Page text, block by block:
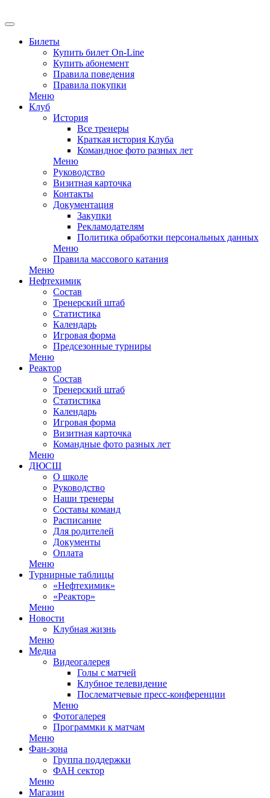
Билеты
Купить билет On-Line
Купить абонемент
Правила поведения
Правила покупки
Меню
Клуб
История
Все тренеры
Краткая история Клуба
Командное фото разных лет
Меню
Руководство
Визитная карточка
Контакты
Документация
Закупки
Рекламодателям
Политика обработки персональных данных
Меню
Правила массового катания
Меню
Нефтехимик
Состав
Тренерский штаб
Статистика
Календарь
Игровая форма
Предсезонные турниры
Меню
Реактор
Состав
Тренерский штаб
Статистика
Календарь
Игровая форма
Визитная карточка
Командные фото разных лет
Меню
ДЮСШ
О школе
Руководство
Наши тренеры
Составы команд
Расписание
Для родителей
Документы
Оплата
Меню
Турнирные таблицы
«Нефтехимик»
«Реактор»
Меню
Новости
Клубная жизнь
Меню
Медиа
Видеогалерея
Голы с матчей
Клубное телевидение
Послематчевые пресс-конференции
Меню
Фотогалерея
Программки к матчам
Меню
Фан-зона
Группа поддержки
ФАН сектор
Меню
Магазин